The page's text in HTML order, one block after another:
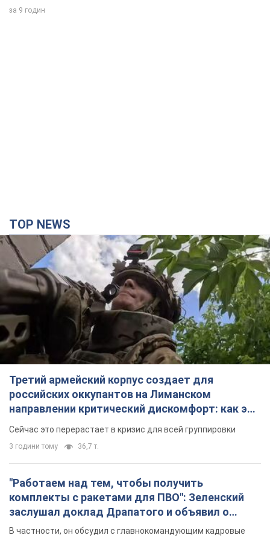
за 9 годин
TOP NEWS
Третий армейский корпус создает для
российских оккупантов на Лиманском
направлении критический дискомфорт: как это
удалось
Сейчас это перерастает в кризис для всей группировки
3 години тому 36,7 т.
"Работаем над тем, чтобы получить
комплекты с ракетами для ПВО": Зеленский
заслушал доклад Драпатого и объявил о
новых мерах
В частности, он обсудил с главнокомандующим кадровые